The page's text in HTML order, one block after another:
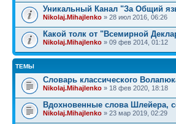
Уникальный Канал "За Общий
Nikolaj.Mihajlenko » 28 июл 2016, 06:26
Какой толк от "Всемирной
Nikolaj.Mihajlenko » 09 фев 2014, 01:12
ТЕМЫ
Словарь классического
Nikolaj.Mihajlenko » 18 фев 2020, 18:18
Вдохновенные слова Шлейера,
Nikolaj.Mihajlenko » 23 мар 2019, 02:29